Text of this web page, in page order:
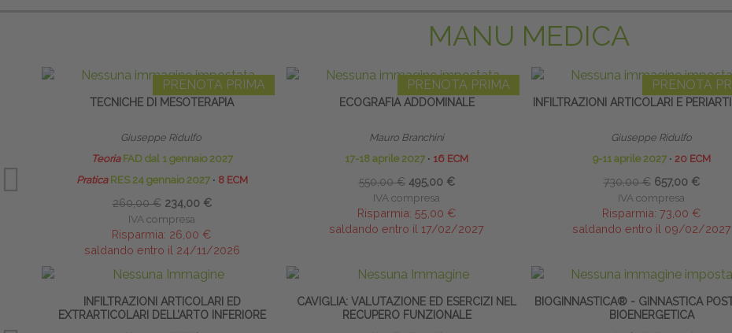
MANU MEDICA
PRENOTA PRIMA
TECNICHE DI MESOTERAPIA
Giuseppe Ridulfo
Teoria FAD dal 1 gennaio 2027
PraticaRES 24 gennaio 2027 ∙ 8 ECM
260,00 € 234,00 €
IVA compresa
Risparmia: 26,00 €
saldando entro il 24/11/2026
PRENOTA PRIMA
ECOGRAFIA ADDOMINALE
Mauro Branchini
17-18 aprile 2027 ∙ 16 ECM
550,00 € 495,00 €
IVA compresa
Risparmia: 55,00 €
saldando entro il 17/02/2027
PRENOTA
INFILTRAZIONI ARTICOLARI E
Giuseppe Ridulfo
9-11 aprile 2027 ∙ 20 ECM
730,00 € 657,00 €
IVA compresa
Risparmia: 73,00 €
saldando entro il 09/02/2027
INFILTRAZIONI ARTICOLARI ED
EXTRARTICOLARI DELL’ARTO INFERIORE
CAVIGLIA: VALUTAZIONE ED ESERCIZI NEL
RECUPERO FUNZIONALE
BIOGINNASTICA® - GINNASTICA
BIOENERGETICA